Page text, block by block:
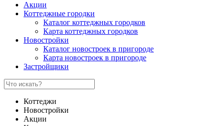
Акции
Коттеджные городки
Каталог коттеджных городков
Карта коттеджных городков
Новостройки
Каталог новостроек в пригороде
Карта новостроек в пригороде
Застройщики
Коттеджи
Новостройки
Акции